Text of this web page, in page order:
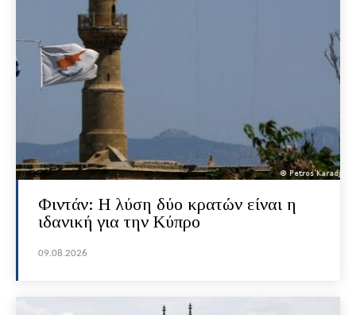
Φιντάν: Η λύση δύο κρατών είναι η
ιδανική για την Κύπρο
09.08.2026